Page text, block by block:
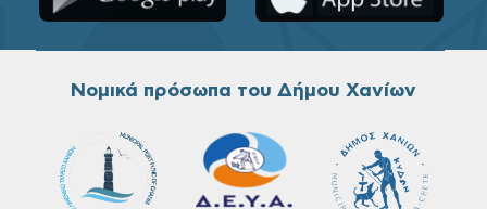
Νομικά πρόσωπα του Δήμου Χανίων